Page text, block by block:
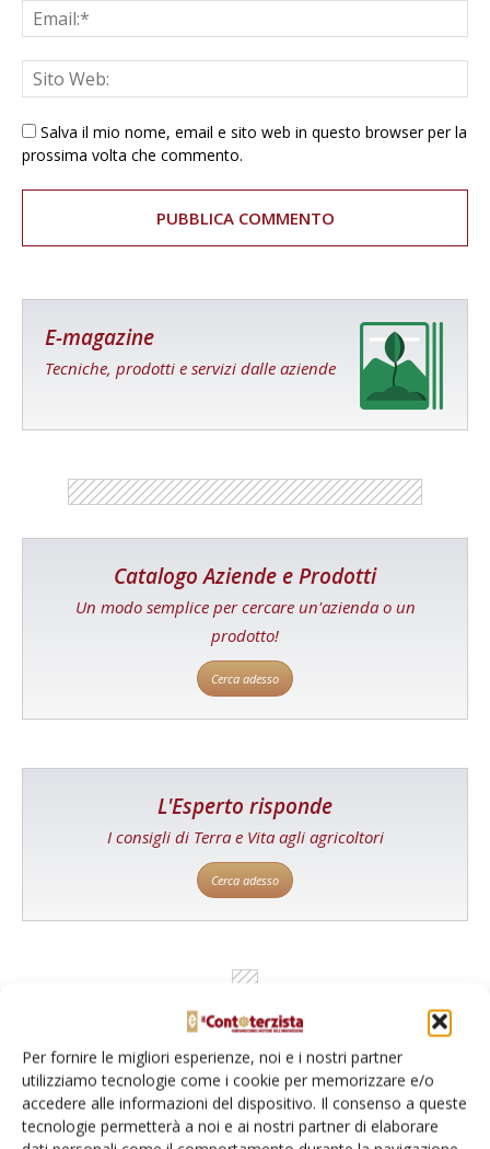
Per fornire le migliori esperienze, noi e i nostri partner
utilizziamo tecnologie come i cookie per memorizzare e/o
accedere alle informazioni del dispositivo. Il consenso a queste
tecnologie permetterà a noi e ai nostri partner di elaborare
Salva il mio nome, email e sito web in questo browser per la
prossima volta che commento.
E-magazine
Tecniche, prodotti e servizi dalle aziende
Catalogo Aziende e Prodotti
Un modo semplice per cercare un'azienda o un
prodotto!
Cerca adesso
L'Esperto risponde
I consigli di Terra e Vita agli agricoltori
Cerca adesso
Dalla stessa categoria